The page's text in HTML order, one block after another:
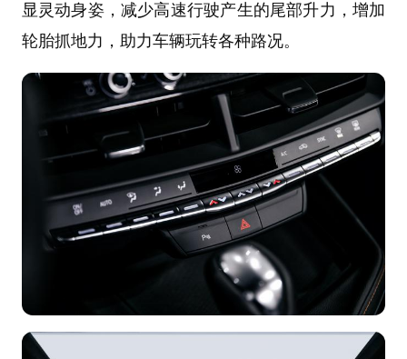
显灵动身姿，减少高速行驶产生的尾部升力，增加
轮胎抓地力，助力车辆玩转各种路况。